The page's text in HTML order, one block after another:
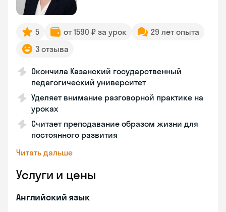
5 от 1590 ₽ за урок
29 лет опыта
3 отзыва
Окончила Казанский государственный
педагогический университет
Уделяет внимание разговорной практике на
уроках
Считает преподавание образом жизни для
постоянного развития
Читать дальше
Услуги и цены
Английский язык